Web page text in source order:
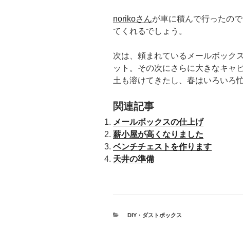
norikoさんが車に積んで行ったの
てくれるでしょう。
次は、頼まれているメールボック
ット。その次にさらに大きなキャ
土も溶けてきたし、春はいろいろ
関連記事
メールボックスの仕上げ
薪小屋が高くなりました
ベンチチェストを作ります
天井の準備
カ
DIY・ダストボックス